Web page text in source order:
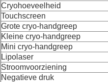
Cryohoeveelheid
Touchscreen
Grote cryo-handgreep
Kleine cryo-handgreep
Mini cryo-handgreep
Lipolaser
Stroomvoorziening
Negatieve druk